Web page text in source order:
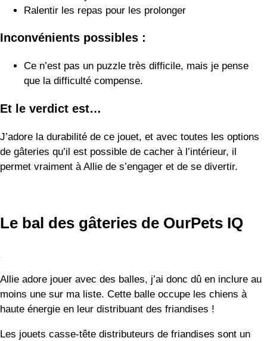
Et le verdict est…
J’adore la durabilité de ce jouet, et avec toutes les options
permet vraiment à Allie de s’engager et de se divertir.
moins une sur ma liste. Cette balle occupe les chiens à
excellent moyen de récompenser votre chiot pour son
activité. Et cette balle est un bon moment pour rouler !
Utilisez la balle de gâterie OurPets IQ pour ralentir les
mangeurs qui engloutissent toute leur nourriture. Mettez